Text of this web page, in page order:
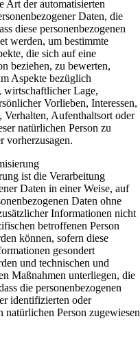
Art der automatisierten
Daten, die
diese personenbezogenen
werden, um bestimmte
die sich auf eine
beziehen, zu bewerten,
Aspekte bezüglich
wirtschaftlicher Lage,
Vorlieben, Interessen,
Verhalten, Aufenthaltsort oder
natürlichen Person zu
vorherzusagen.
ist die Verarbeitung
Daten in einer Weise, auf
Daten ohne
Informationen nicht
betroffenen Person
können, sofern diese
gesondert
und technischen und
Maßnahmen unterliegen, die
die personenbezogenen
identifizierten oder
natürlichen Person zugewiesen